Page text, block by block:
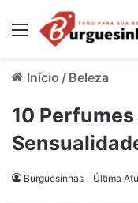
Menu
Início / Beleza
10
Burguesinhas Última